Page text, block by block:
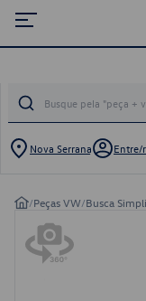
Nova Serrana Entre/
/Peças VW/Busca